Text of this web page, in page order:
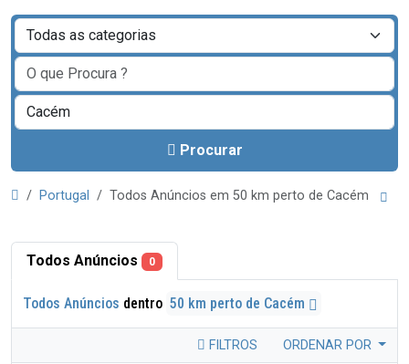
Procurar
Portugal Todos Anúncios em 50 km perto de Cacém
Todos Anúncios 0
Todos Anúncios dentro 50 km perto de Cacém
FILTROS ORDENAR POR